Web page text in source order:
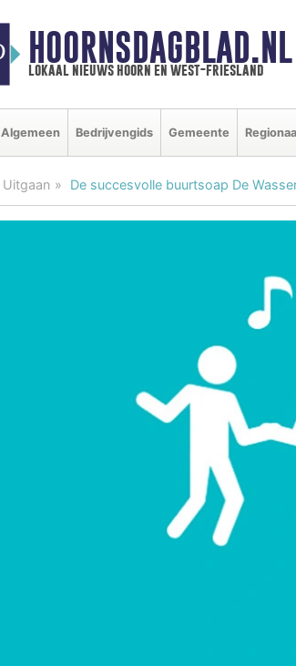
HOORNSDAGBLAD.NL
lokaal nieuws hoorn en west-friesland
Algemeen Bedrijvengids Gemeente
Uitgaan De succesvolle buurtsoap De